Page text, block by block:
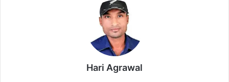
Hari Agrawal